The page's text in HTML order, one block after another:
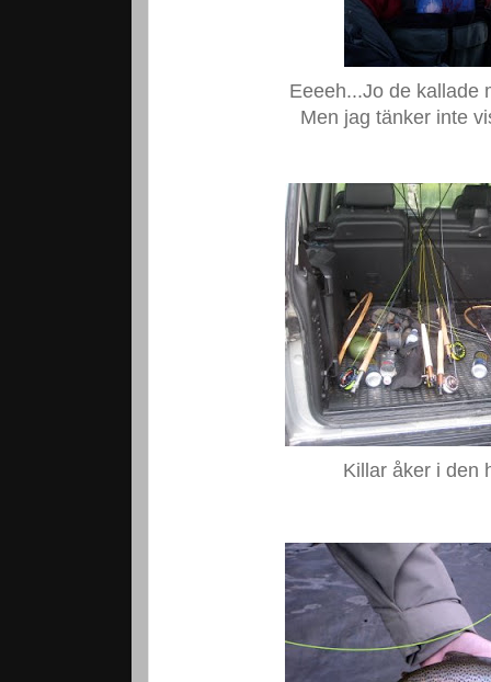
Eeeeh...Jo de kallade
Men jag tänker inte
Killar åker i den